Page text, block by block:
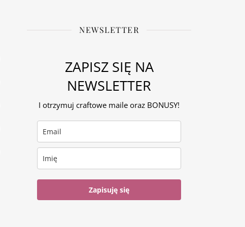
NEWSLETTER
ZAPISZ SIĘ NA
NEWSLETTER
I otrzymuj craftowe maile oraz BONUSY!
Zapisuję się